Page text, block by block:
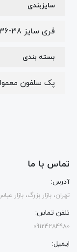
سایزبندی
فری سایز 38-36
بسته بندی
پک سلفون
تماس با ما
آدرس:
تهران، بازار بزرگ، بازار
تلفن تماس:
09124284980
ایمیل: